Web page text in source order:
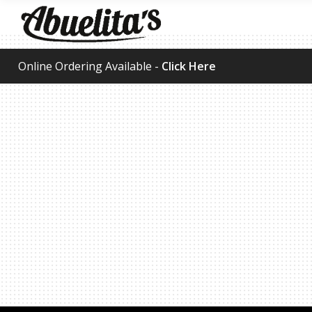
Online Ordering Available - Click Here